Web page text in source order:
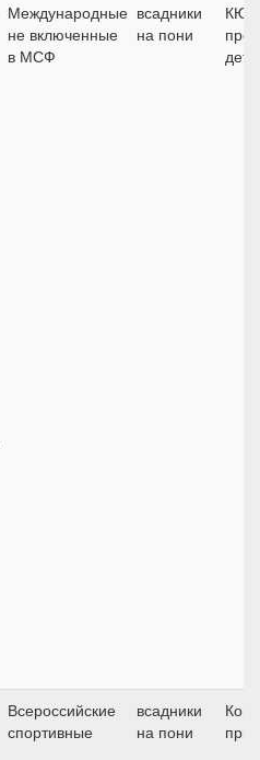
Международные
не включенные
в МСФ
всадники
на пони
КЮР
Всероссийские
спортивные
всадники
на пони